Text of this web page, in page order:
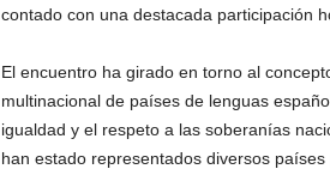
contado con una destacada participación
El encuentro ha girado en torno al
multinacional de países de lenguas
igualdad y el respeto a las soberanías
han estado representados diversos